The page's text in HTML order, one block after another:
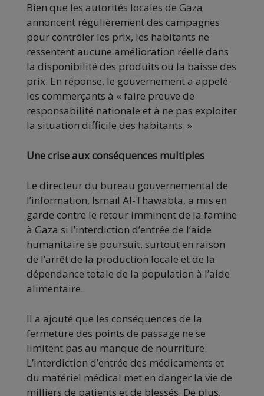
Bien que les autorités locales de Gaza
annoncent régulièrement des campagnes
pour contrôler les prix, les habitants ne
ressentent aucune amélioration réelle dans
la disponibilité des produits ou la baisse des
prix. En réponse, le gouvernement a appelé
les commerçants à « faire preuve de
responsabilité nationale et à ne pas exploiter
la situation difficile des habitants. »
Une crise aux conséquences multiples
Le directeur du bureau gouvernemental de
l’information, Ismaïl Al-Thawabta, a mis en
garde contre le retour imminent de la famine
à Gaza si l’interdiction d’entrée de l’aide
humanitaire se poursuit, surtout en raison
de l’arrêt de la production locale et de la
dépendance totale de la population à l’aide
alimentaire.
Il a ajouté que les conséquences de la
fermeture des points de passage ne se
limitent pas au manque de nourriture.
L’interdiction d’entrée des médicaments et
du matériel médical met en danger la vie de
milliers de patients et de blessés. De plus,